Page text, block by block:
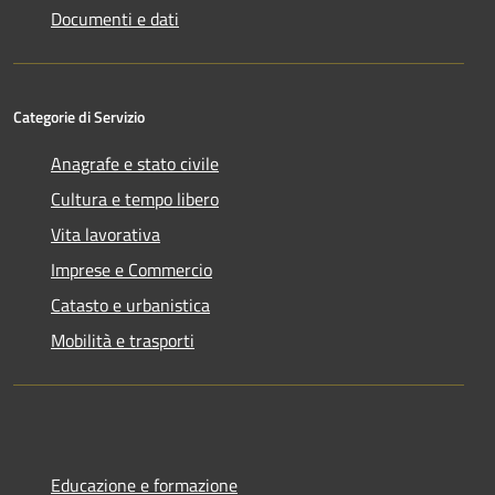
Documenti e dati
Categorie di Servizio
Anagrafe e stato civile
Cultura e tempo libero
Vita lavorativa
Imprese e Commercio
Catasto e urbanistica
Mobilità e trasporti
Educazione e formazione